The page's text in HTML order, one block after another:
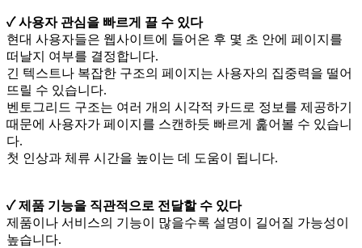
✓ 사용자 관심을 빠르게 끌 수 있다
현대 사용자들은 웹사이트에 들어온 후 몇 초 안에 페이지를
떠날지 여부를 결정합니다.
긴 텍스트나 복잡한 구조의 페이지는 사용자의 집중력을 떨어
뜨릴 수 있습니다.
벤토그리드 구조는 여러 개의 시각적 카드로 정보를 제공하기
때문에 사용자가 페이지를 스캔하듯 빠르게 훑어볼 수 있습니
다.
첫 인상과 체류 시간을 높이는 데 도움이 됩니다.
✓ 제품 기능을 직관적으로 전달할 수 있다
제품이나 서비스의 기능이 많을수록 설명이 길어질 가능성이
높습니다.